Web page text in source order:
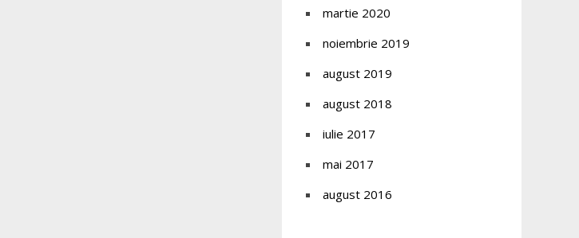
martie 2020
noiembrie 2019
august 2019
august 2018
iulie 2017
mai 2017
august 2016